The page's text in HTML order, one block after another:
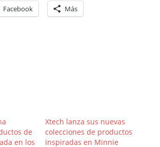
Facebook Más
de
en los
Xtech lanza sus nuevas
colecciones de productos
inspiradas en Minnie